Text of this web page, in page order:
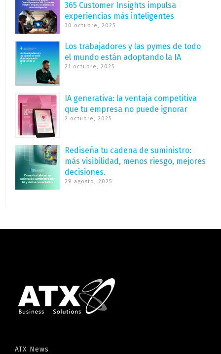
365 Customer Insights impulsa
experiencias más inteligentes
30 octubre, 2025
Los trabajadores y las pymes de todo
el mundo están adoptando la IA
21 octubre, 2025
IA generativa: la ventaja competitiva
que tu empresa no puede ignorar
2 octubre, 2025
Rediseña tu cadena de suministro:
más visibilidad, menos riesgo, mejores
decisiones.
29 agosto, 2025
ATX News